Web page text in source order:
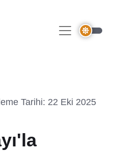
Tarihi: 22 Eki 2025